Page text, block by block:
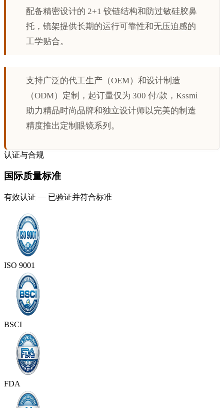
配备精密设计的 2+1 铰链结构和防过敏硅胶鼻
托，镜架提供长期的运行可靠性和无压迫感的
工学贴合。
支持广泛的代工生产（OEM）和设计制造
（ODM）定制，起订量仅为 300 付/款，Kssmi
助力精品时尚品牌和独立设计师以完美的制造
精度推出定制眼镜系列。
认证与合规
国际质量标准
有效认证 — 已验证并符合标准
ISO 9001
BSCI
FDA